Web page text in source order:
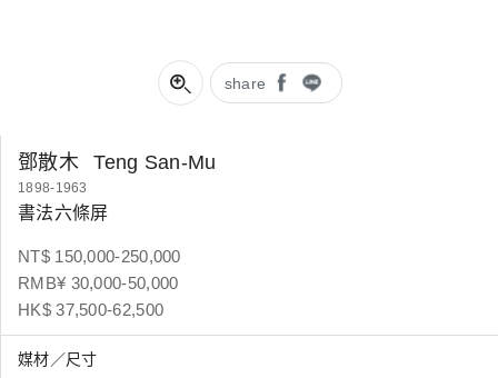
share
鄧散木 Teng San-Mu
1898-1963
書法六條屏
NT$ 150,000-250,000
RMB¥ 30,000-50,000
HK$ 37,500-62,500
媒材／尺寸